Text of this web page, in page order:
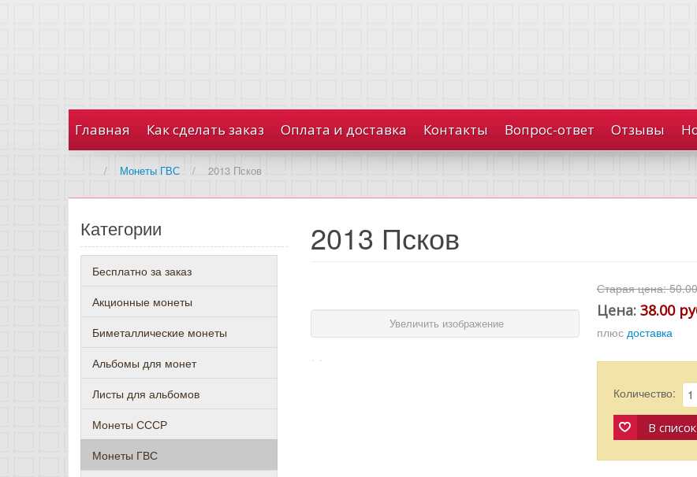
Главная Как сделать заказ Оплата и доставка Контакты Вопрос-ответ Отзывы
/ Монеты ГВС / 2013 Псков
2013 Псков
Увеличить изображение
Старая цена:
Цена: 38.00
плюс доставка
Количество:
В
Категории
Бесплатно за заказ
Акционные монеты
Биметаллические монеты
Альбомы для монет
Листы для альбомов
Монеты СССР
Монеты ГВС